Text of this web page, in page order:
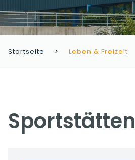
Startseite Leben & Freizeit
Sportstätten